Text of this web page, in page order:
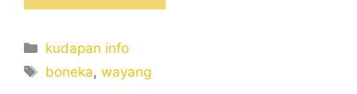
Categories
kudapan info
Tags
boneka,wayang